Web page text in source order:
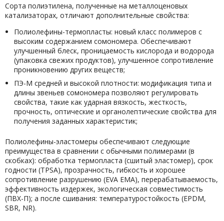
Сорта полиэтилена, полученные на металлоценовых
катализаторах, отличают дополнительные свойства:
Полиолефины-термопласты: новый класс полимеров с
высоким содержанием сомономера. Обеспечивают
улучшенный блеск, проницаемость кислорода и водорода
(упаковка свежих продуктов), улучшенное сопротивление
проникновению других веществ;
ПЭ-М средней и высокой плотности: модификация типа и
длины звеньев сомономера позволяют регулировать
свойства, такие как ударная вязкость, жесткость,
прочность, оптические и органолептические свойства для
получения заданных характеристик;
Полиолефины-эластомеры обеспечивают следующие
преимущества в сравнении с обычными полимерами (в
скобках): обработка термопласта (сшитый эластомер), срок
годности (TPSA), прозрачность, гибкость и хорошее
сопротивление разрушению (EVA EMA), перерабатываемость,
эффективность издержек, экологическая совместимость
(ПВХ-П); а после сшивания: температуростойкость (EPDM,
SBR, NR).